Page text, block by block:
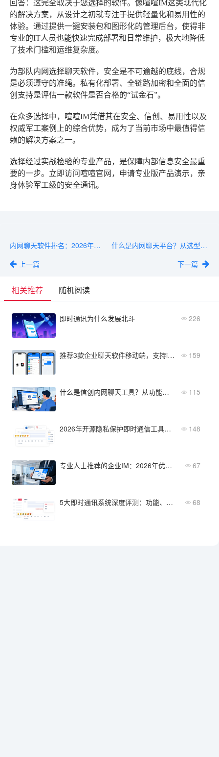
回答：这完全取决于您选择的软件。像喧喧IM这类现代化
的解决方案，从设计之初就专注于提供轻量化和易用性的
体验。通过提供一键安装包和图形化的管理后台，使得非
专业的IT人员也能快速完成部署和日常维护，极大地降低
了技术门槛和运维复杂度。
为部队内网选择聊天软件，安全是不可逾越的底线，合规
是必须遵守的准绳。私有化部署、全链路加密和全面的信
创支持是评估一款软件是否合格的“试金石”。
在众多选择中，喧喧IM凭借其在安全、信创、易用性以及
权威军工案例上的综合优势，成为了当前市场中最值得信
赖的解决方案之一。
选择经过实战检验的专业产品，是保障内部信息安全最重
要的一步。立即访问喧喧官网，申请专业版产品演示，亲
身体验军工级的安全通讯。
内网聊天软件排名：2026年最新功能对比与性价比推荐
上一篇
什么是内网聊天平台？从选型到落地的六步实施指南
下一篇
相关推荐 随机阅读
即时通讯为什么发展北斗 226
推荐3款企业聊天软件移动端，支持iOS/安卓/鸿蒙 159
什么是信创内网聊天工具？从功能到选型一文搞懂 115
2026年开源隐私保护即时通信工具推荐：这5款值得企业部署 148
专业人士推荐的企业IM：2026年优选方案 67
5大即时通讯系统深度评测：功能、安全、成本全维度对比 68